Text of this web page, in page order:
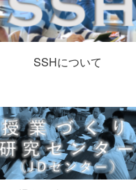
SSHについて